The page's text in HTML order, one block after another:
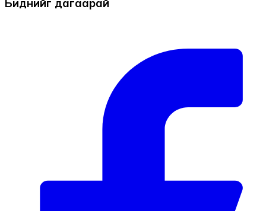
Биднийг дагаарай